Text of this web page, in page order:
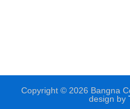
Copyright © 2026 Bangna
design by